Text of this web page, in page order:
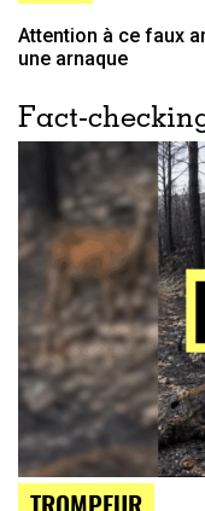
Attention à ce faux
une arnaque
Fact-